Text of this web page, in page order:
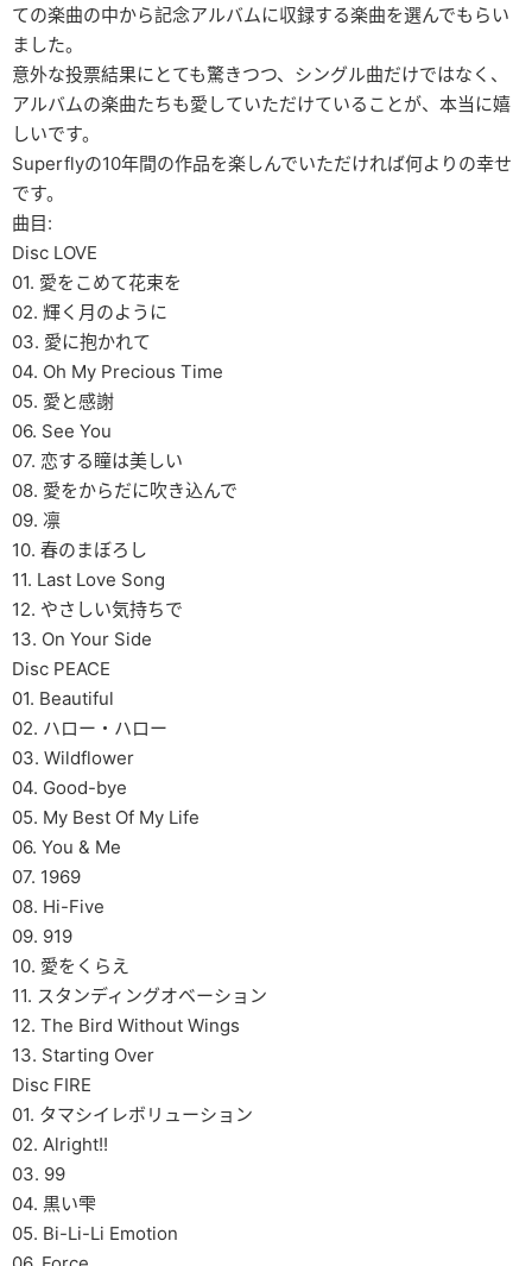
ての楽曲の中から記念アルバムに収録する楽曲を選んでもらい
ました。
意外な投票結果にとても驚きつつ、シングル曲だけではなく、
アルバムの楽曲たちも愛していただけていることが、本当に嬉
しいです。
Superflyの10年間の作品を楽しんでいただければ何よりの幸せ
です。
曲目:
Disc LOVE
01. 愛をこめて花束を
02. 輝く月のように
03. 愛に抱かれて
04. Oh My Precious Time
05. 愛と感謝
06. See You
07. 恋する瞳は美しい
08. 愛をからだに吹き込んで
09. 凛
10. 春のまぼろし
11. Last Love Song
12. やさしい気持ちで
13. On Your Side
Disc PEACE
01. Beautiful
02. ハロー・ハロー
03. Wildflower
04. Good-bye
05. My Best Of My Life
06. You & Me
07. 1969
08. Hi-Five
09. 919
10. 愛をくらえ
11. スタンディングオベーション
12. The Bird Without Wings
13. Starting Over
Disc FIRE
01. タマシイレボリューション
02. Alright!!
03. 99
04. 黒い雫
05. Bi-Li-Li Emotion